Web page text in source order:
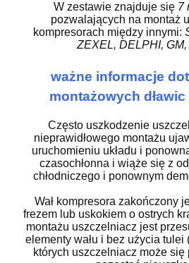
W zestawie znajduje się 7
pozwalających na montaż
kompresorach między innymi:
ZEXEL, DELPHI,
ważne informacje
montażowych
Często uszkodzenie
nieprawidłowego montażu
uruchomieniu układu i
czasochłonna i wiąże się z
chłodniczego i ponownym
Wał kompresora zakończony
frezem lub uskokiem o ostrych
montażu uszczelniacz jest
elementy wału i bez użycia tulei
których uszczelniacz może się